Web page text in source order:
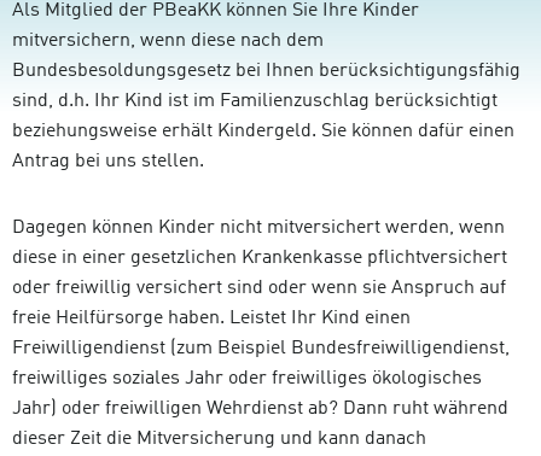
Als Mitglied der PBeaKK können Sie Ihre Kinder
mitversichern, wenn diese nach dem
Bundesbesoldungsgesetz bei Ihnen berücksichtigungsfähig
sind, d.h. Ihr Kind ist im Familienzuschlag berücksichtigt
beziehungsweise erhält Kindergeld. Sie können dafür einen
Antrag bei uns stellen.
Dagegen können Kinder nicht mitversichert werden, wenn
diese in einer gesetzlichen Krankenkasse pflichtversichert
oder freiwillig versichert sind oder wenn sie Anspruch auf
freie Heilfürsorge haben. Leistet Ihr Kind einen
Freiwilligendienst (zum Beispiel Bundesfreiwilligendienst,
freiwilliges soziales Jahr oder freiwilliges ökologisches
Jahr) oder freiwilligen Wehrdienst ab? Dann ruht während
dieser Zeit die Mitversicherung und kann danach